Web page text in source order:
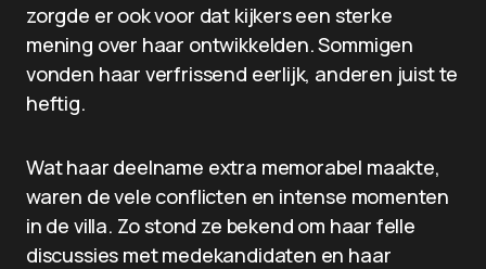
zorgde er ook voor dat kijkers een sterke
mening over haar ontwikkelden. Sommigen
vonden haar verfrissend eerlijk, anderen juist te
heftig.
Wat haar deelname extra memorabel maakte,
waren de vele conflicten en intense momenten
in de villa. Zo stond ze bekend om haar felle
discussies met medekandidaten en haar